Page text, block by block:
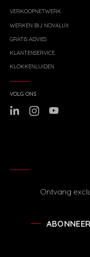
VERKOOPNETWERK
WERKEN BIJ NOVALUX
GRATIS ADVIES
KLANTENSERVICE
KLOKKENLUIDEN
VOLG ONS
Ontvang